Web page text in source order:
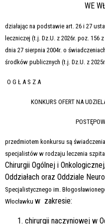
WE
działając na podstawie art. 26 i 27
leczniczej (t.j. Dz.U. z 2026r. poz. 156
dnia 27 sierpnia 2004r. o
środków publicznych (t.j. Dz.U. z
O G Ł A S Z A
KONKURS OFERT NA
przedmiotem konkursu są
specjalistów w rodzaju leczenia
Chirurgii Ogólnej i
Oddziałach oraz Oddziale
Specjalistycznego im.
Włocławku w zakresie:
chirurgii naczyniowej w